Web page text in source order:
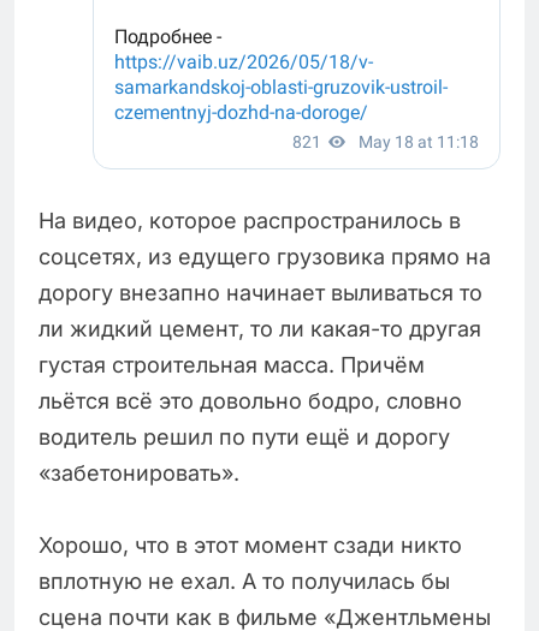
На видео, которое распространилось в
соцсетях, из едущего грузовика прямо на
дорогу внезапно начинает выливаться то
ли жидкий цемент, то ли какая-то другая
густая строительная масса. Причём
льётся всё это довольно бодро, словно
водитель решил по пути ещё и дорогу
«забетонировать».
Хорошо, что в этот момент сзади никто
вплотную не ехал. А то получилась бы
сцена почти как в фильме «Джентльмены